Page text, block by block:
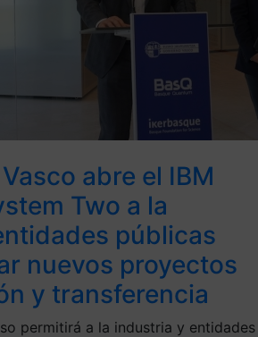
abre el IBM
Two a la
públicas
nuevos proyectos
y transferencia
permitirá a la industria y entidades